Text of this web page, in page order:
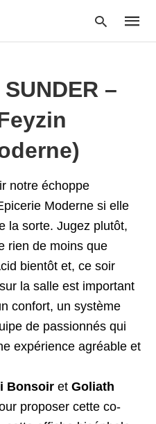
–
notre échoppe
Moderne si elle
la sorte. Jugez plutôt,
rien de moins que
bientôt et, ce soir
la salle est important
confort, un système
de passionnés qui
expérience agréable et
Bonsoir et Goliath
proposer cette co-